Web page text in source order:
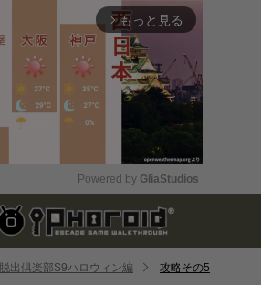
arrow_forward_ios もっと見る
Mute
Powered by GliaStudios
脱出倶楽部S9ハロウィン編 攻略その5